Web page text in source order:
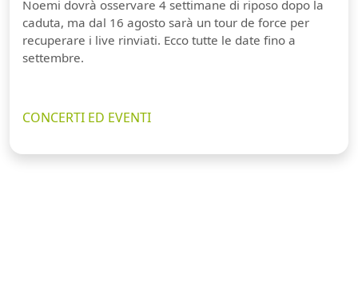
Noemi dovrà osservare 4 settimane di riposo dopo la
caduta, ma dal 16 agosto sarà un tour de force per
recuperare i live rinviati. Ecco tutte le date fino a
settembre.
CONCERTI ED EVENTI